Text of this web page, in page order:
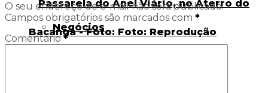
Negócios
O seu endereço de e-mail não será publicado.
Campos obrigatórios são marcados com *
Comentário*